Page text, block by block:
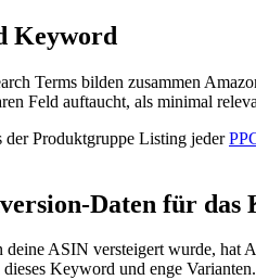
Keyword
Terms bilden zusammen
Feld auftaucht, als minimal
Produktgruppe Listing jeder
Daten für das
ASIN versteigert wurde, hat
Keyword und enge